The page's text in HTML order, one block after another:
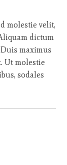
molestie velit,
dictum
maximus
Ut molestie
sodales